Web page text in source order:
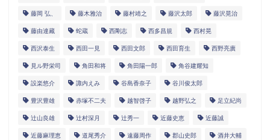
藤岡 弘、 藤木雅治 藤村靖之 藤沢太郎 藤沢晃治
藤由達藏 蛇蔵 西剛志 西多昌規 西村晃
西沢泰生 西田一見 西田文郎 西田育生 西野亮廣
見ル野栄司 角田和将 角田陽一郎 角谷建耀知
設楽悠介 諏内えみ 谷島香奈子 谷川俊太郎
豊沢豊雄 赤塚不二夫 越智啓子 越野弘之 足立紀尚
辻山良雄 辻村深月 辻秀一 近藤史恵 近藤誠
近藤麻理恵 道尾秀介 遠藤周作 郡山史郎 酒井大輔